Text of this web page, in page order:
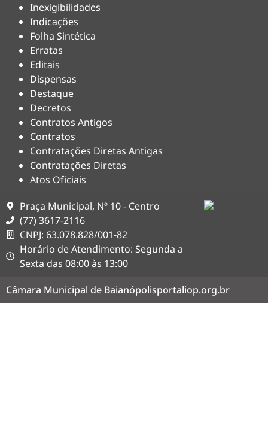
Inexigibilidades
Indicações
Folha Sintética
Erratas
Editais
Dispensas
Destaque
Decretos
Contratos Antigos
Contratos
Contratações Diretas Antigas
Contratações Diretas
Atos Oficiais
Praça Municipal, Nº 10 - Centro
(77) 3617-2116
CNPJ: 63.078.828/001-82
Horário de Atendimento: Segunda a
Sexta das 08:00 às 13:00
Câmara Municipal de Baianópolisportaliop.org.br